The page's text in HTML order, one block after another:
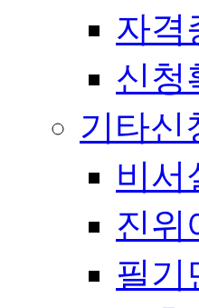
자격
신청
기타신
비서
진위
필기